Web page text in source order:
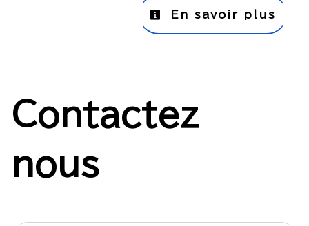
En savoir plus
Contactez
nous